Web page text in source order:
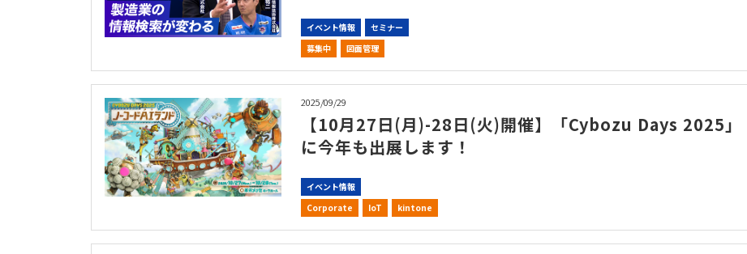
イベント情報
セミナー
募集中
図面管理
2025/09/29
【10月27日(月)-28日(火)開催】「Cybozu Days 2025」
に今年も出展します！
イベント情報
Corporate
IoT kintone